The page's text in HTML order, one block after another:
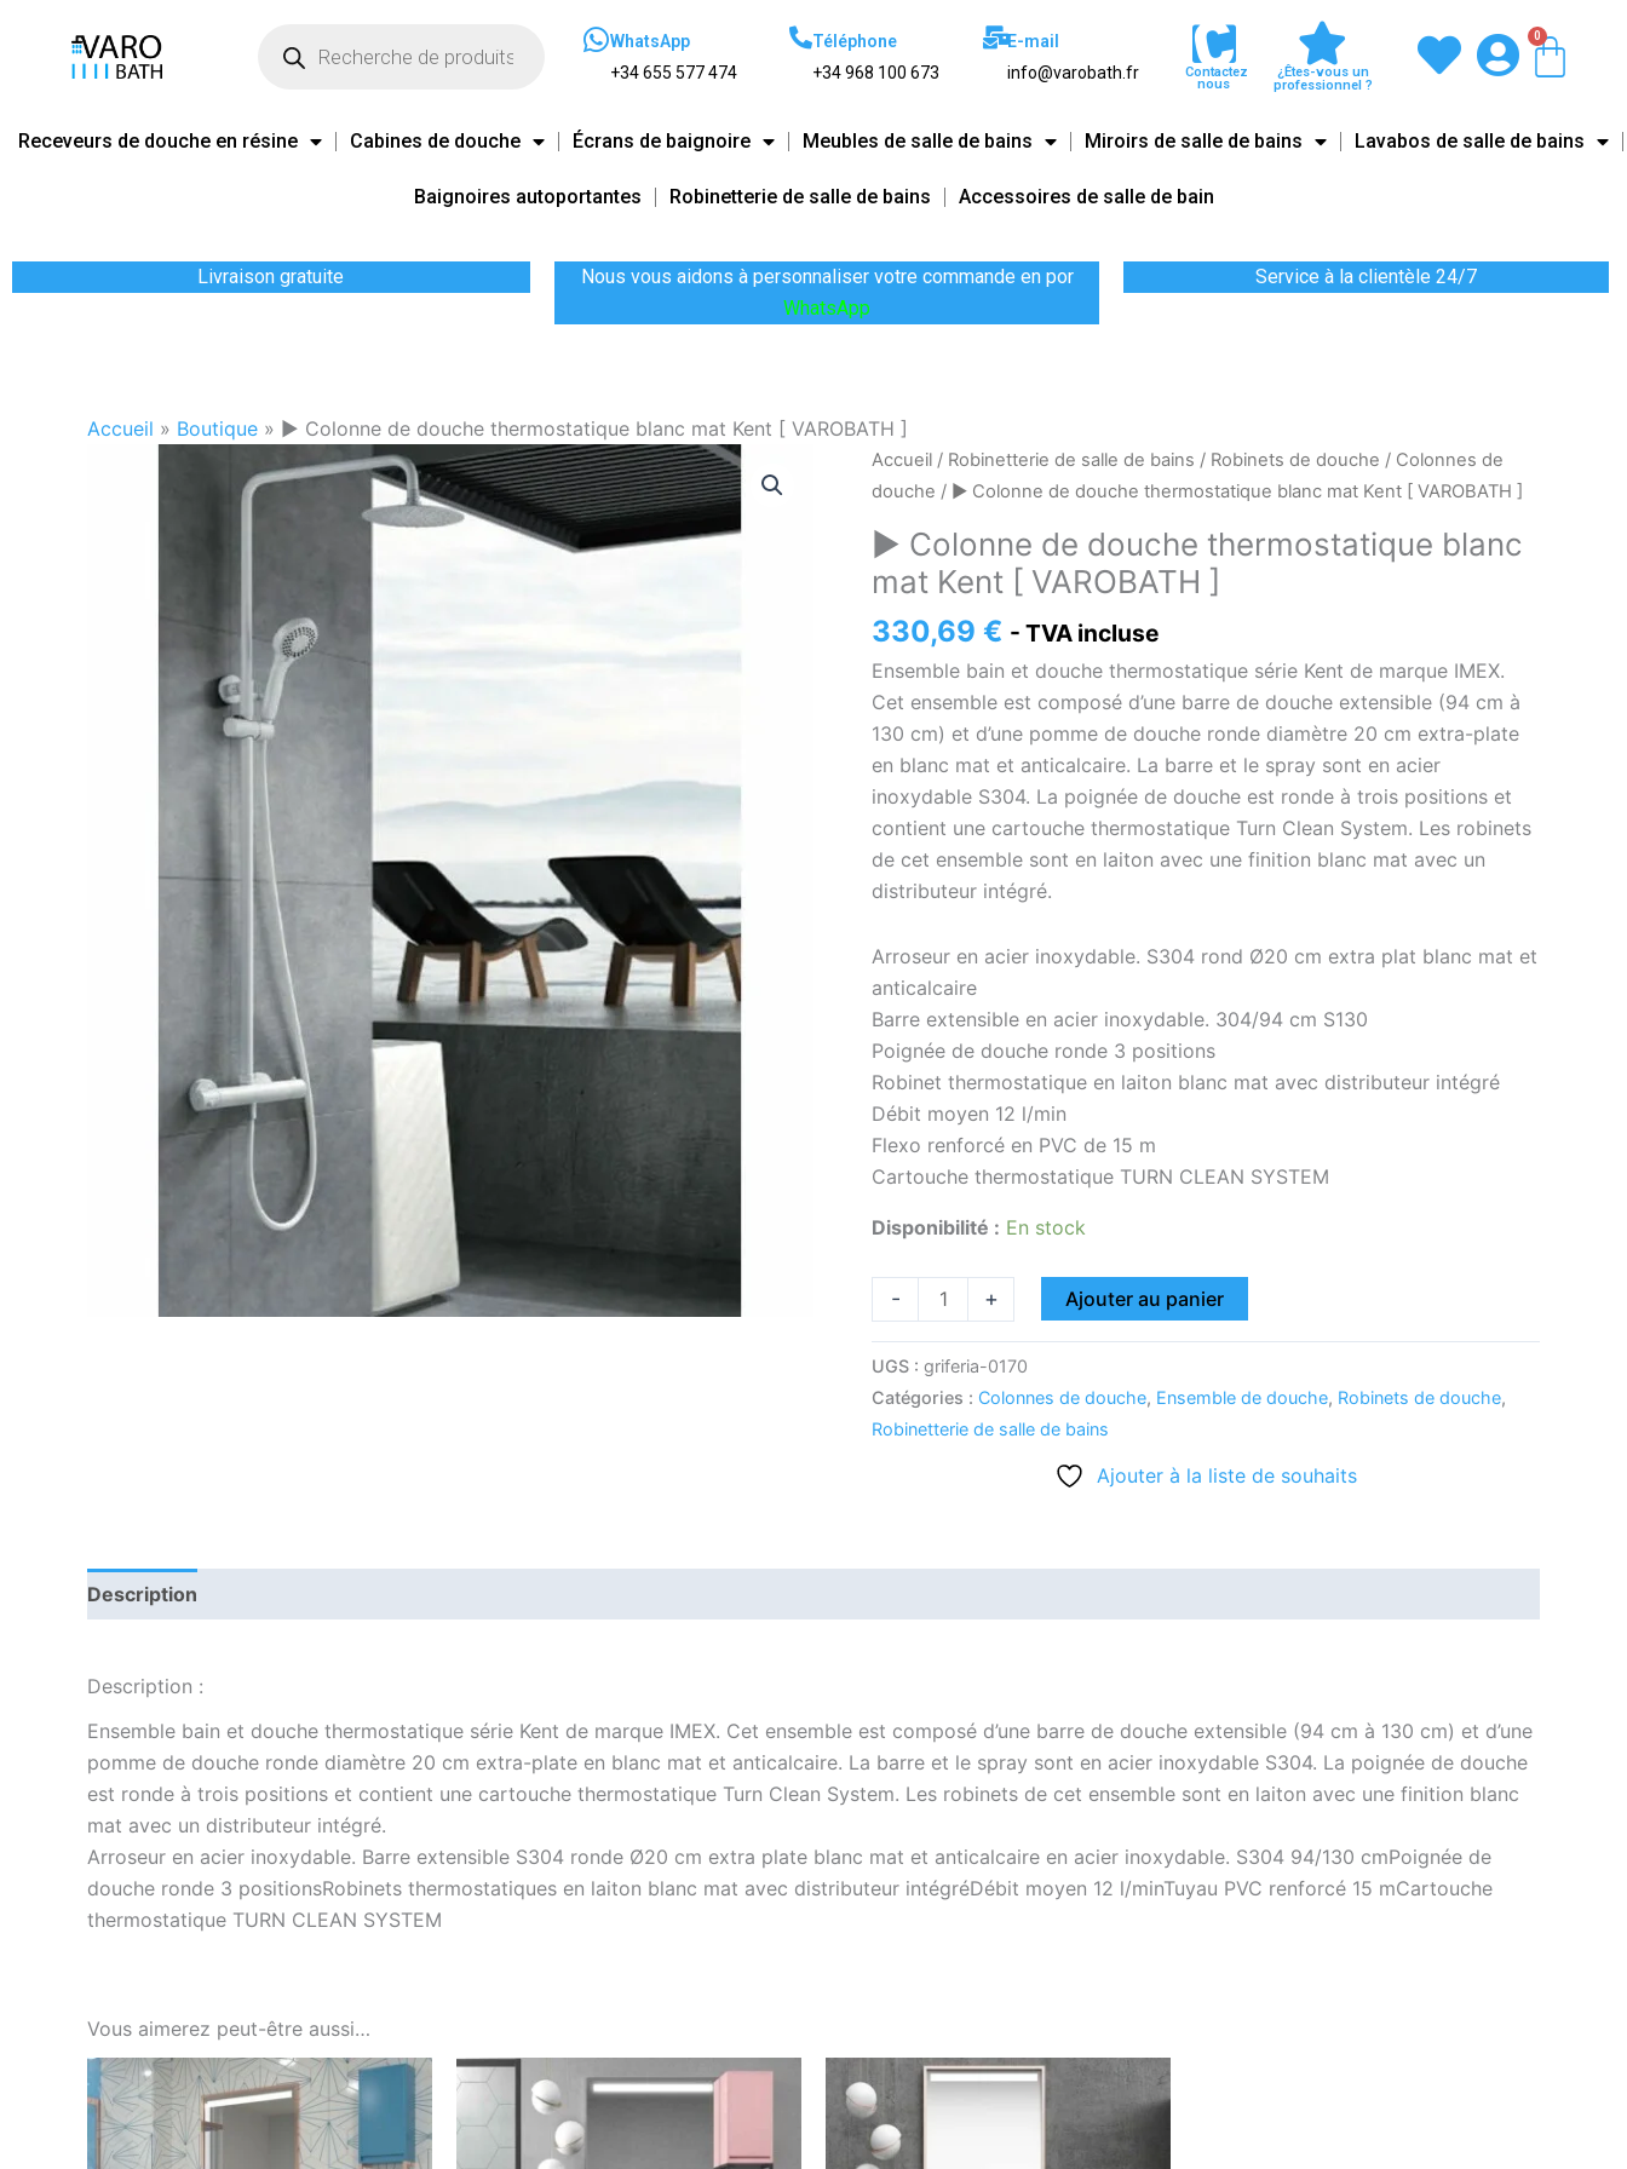
contenu
produits
WhatsApp
+34 655 577 474
Téléphone
+34 968 100 673
E-mail
info@varobath.fr
Contactez
nous
¿Êtes-vous un
professionnel ?
0
Receveurs de douche en résine Cabines de douche Écrans de baignoire Meubles de salle de bains Miroirs de salle de bains Lavabos de salle de bains
Baignoires autoportantes Robinetterie de salle de bains Accessoires de salle de bain
Livraison gratuite
Nous vous aidons à personnaliser votre commande en por
WhatsApp
Service à la clientèle 24/7
Accueil » Boutique » ► Colonne de douche thermostatique blanc mat Kent [ VAROBATH ]
Accueil / Robinetterie de salle de bains / Robinets de douche / Colonnes de
douche / ► Colonne de douche thermostatique blanc mat Kent [ VAROBATH ]
► Colonne de douche thermostatique blanc
mat Kent [ VAROBATH ]
330,69 € - TVA incluse
Ensemble bain et douche thermostatique série Kent de marque IMEX.
Cet ensemble est composé d’une barre de douche extensible (94 cm à
130 cm) et d’une pomme de douche ronde diamètre 20 cm extra-plate
en blanc mat et anticalcaire. La barre et le spray sont en acier
inoxydable S304. La poignée de douche est ronde à trois positions et
contient une cartouche thermostatique Turn Clean System. Les robinets
de cet ensemble sont en laiton avec une finition blanc mat avec un
distributeur intégré.
Arroseur en acier inoxydable. S304 rond Ø20 cm extra plat blanc mat et
anticalcaire
Barre extensible en acier inoxydable. 304/94 cm S130
Poignée de douche ronde 3 positions
Robinet thermostatique en laiton blanc mat avec distributeur intégré
Débit moyen 12 l/min
Flexo renforcé en PVC de 15 m
Cartouche thermostatique TURN CLEAN SYSTEM
Disponibilité : En stock
-
quantité
de
Colonne
de
douche
thermostatique
blanc
mat
Kent
[
VAROBATH
]
+ Ajouter au panier
UGS : griferia-0170
Catégories : Colonnes de douche, Ensemble de douche, Robinets de douche,
Robinetterie de salle de bains
Ajouter à la liste de souhaits
Description
Description :
Ensemble bain et douche thermostatique série Kent de marque IMEX. Cet ensemble est composé d’une barre de douche extensible (94 cm à 130 cm) et d’une
pomme de douche ronde diamètre 20 cm extra-plate en blanc mat et anticalcaire. La barre et le spray sont en acier inoxydable S304. La poignée de douche
est ronde à trois positions et contient une cartouche thermostatique Turn Clean System. Les robinets de cet ensemble sont en laiton avec une finition blanc
mat avec un distributeur intégré.
Arroseur en acier inoxydable. Barre extensible S304 ronde Ø20 cm extra plate blanc mat et anticalcaire en acier inoxydable. S304 94/130 cmPoignée de
douche ronde 3 positionsRobinets thermostatiques en laiton blanc mat avec distributeur intégréDébit moyen 12 l/minTuyau PVC renforcé 15 mCartouche
thermostatique TURN CLEAN SYSTEM
Vous aimerez peut-être aussi…
Ce
produit
a
Ce
produit